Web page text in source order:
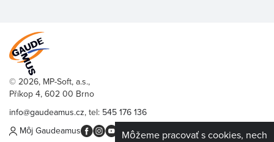
Môžeme pracovať s cookies, nech
© 2026, MP-Soft, a.s.,
Příkop 4, 602 00 Brno
info@gaudeamus.cz, tel: 545 176 136
Môj Gaudeamus